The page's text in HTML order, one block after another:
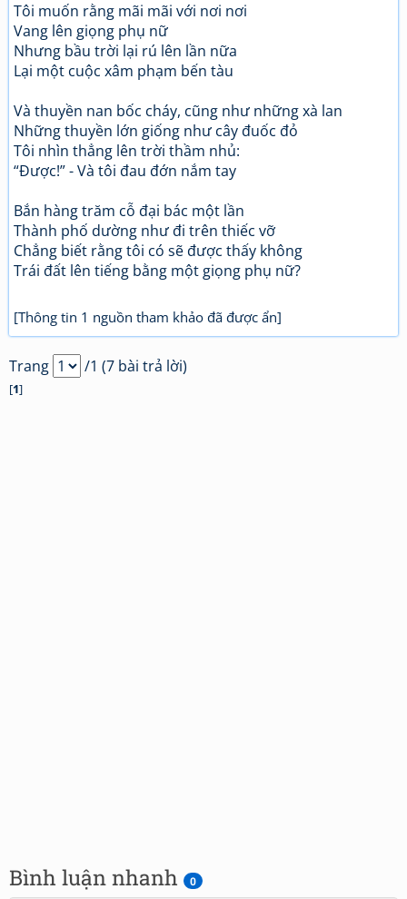
Bình luận nhanh 0
Tôi muốn rằng mãi mãi với nơi nơi
Vang lên giọng phụ nữ
Nhưng bầu trời lại rú lên lần nữa
Lại một cuộc xâm phạm bến tàu
Và thuyền nan bốc cháy, cũng như những xà lan
Những thuyền lớn giống như cây đuốc đỏ
Tôi nhìn thẳng lên trời thầm nhủ:
“Được!” - Và tôi đau đớn nắm tay
Bắn hàng trăm cỗ đại bác một lần
Thành phố dường như đi trên thiếc vỡ
Chẳng biết rằng tôi có sẽ được thấy không
Trái đất lên tiếng bằng một giọng phụ nữ?
[Thông tin 1 nguồn tham khảo đã được ẩn]
Trang /1 (7 bài trả lời)
[1]